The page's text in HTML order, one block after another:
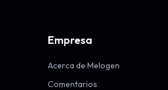
Empresa
Acerca de Melogen
Comentarios